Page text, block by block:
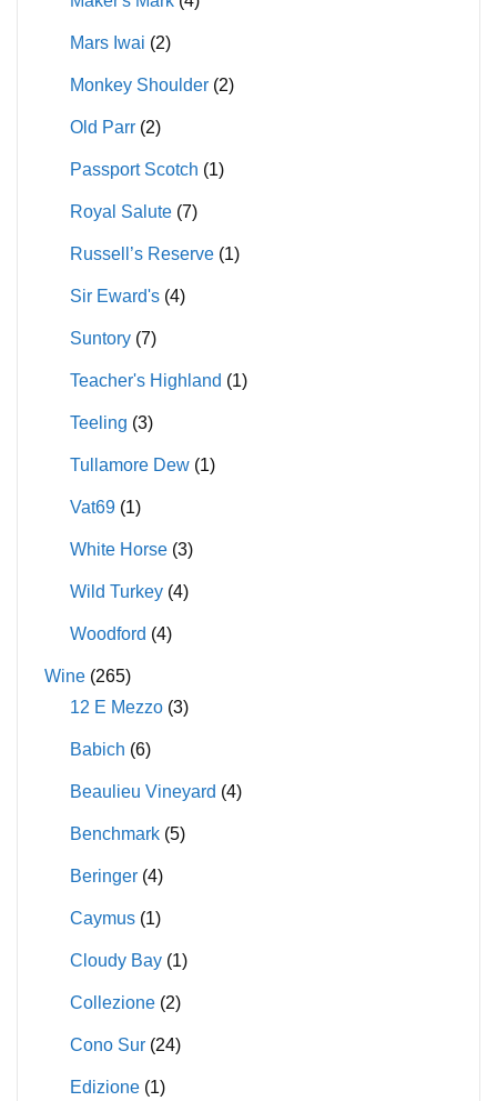
Mars Iwai (2)
Monkey Shoulder (2)
Old Parr (2)
Passport Scotch (1)
Royal Salute (7)
Russell’s Reserve (1)
Sir Eward's (4)
Suntory (7)
Teacher's Highland (1)
Teeling (3)
Tullamore Dew (1)
Vat69 (1)
White Horse (3)
Wild Turkey (4)
Woodford (4)
Wine (265)
12 E Mezzo (3)
Babich (6)
Beaulieu Vineyard (4)
Benchmark (5)
Beringer (4)
Caymus (1)
Cloudy Bay (1)
Collezione (2)
Cono Sur (24)
Edizione (1)